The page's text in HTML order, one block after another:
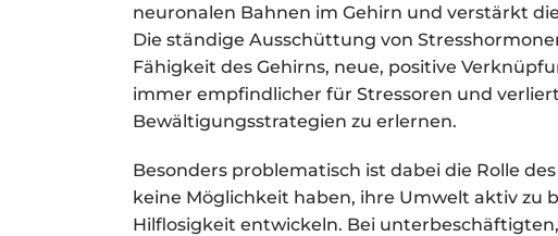
neuronalen Bahnen im Gehirn und verstärkt
Die ständige Ausschüttung von
Fähigkeit des Gehirns, neue, positive
immer empfindlicher für Stressoren und
Bewältigungsstrategien zu erlernen.
Besonders problematisch ist dabei die Rolle
keine Möglichkeit haben, ihre Umwelt aktiv zu
Hilflosigkeit entwickeln. Bei